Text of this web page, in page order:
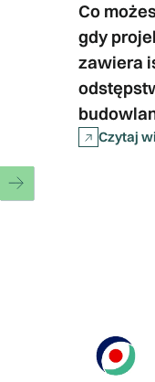
Co
gdy
zawiera
Czytaj